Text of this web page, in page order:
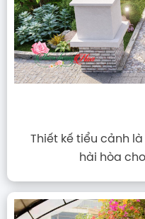
Thiết kế tiểu cảnh
hài hòa